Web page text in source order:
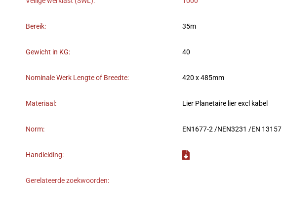
Bereik: 35m
Gewicht in KG: 40
Nominale Werk Lengte of Breedte: 420 x 485mm
Materiaal: Lier Planetaire lier excl kabel
Norm: EN1677-2 /NEN3231 /EN 13157
Handleiding:
Gerelateerde zoekwoorden: